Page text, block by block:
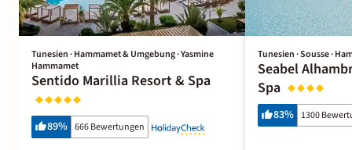
Tunesien · Hammamet & Umgebung · Yasmine
Hammamet
Sentido Marillia Resort & Spa
89% 666 Bewertungen
Tunesien · Sousse ·
Seabel
Spa
83% 1300